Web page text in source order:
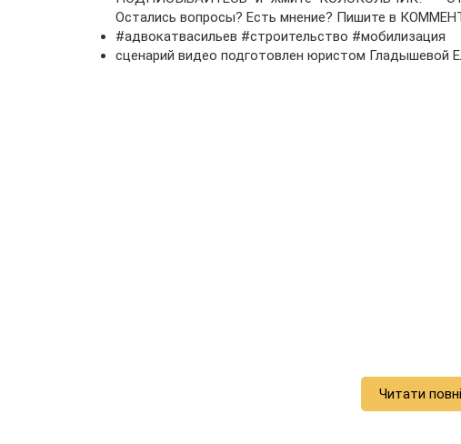
Остались вопросы? Есть мнение? Пишите в
#адвокатвасильев #строительство #мобилизация
сценарий видео подготовлен юристом Гладышевой
Читати